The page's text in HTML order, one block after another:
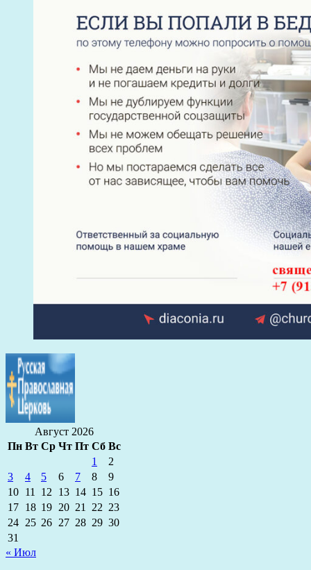
Август 2026
Пн Вт Ср Чт Пт Сб Вс
1
2
3
4 5 6 7 8
9
10 11 12 13 14 15 16
17 18 19 20 21 22 23
24 25 26 27 28 29 30
31
« Июл